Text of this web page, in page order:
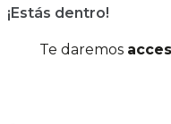
¡Estás dentro!
Te daremos